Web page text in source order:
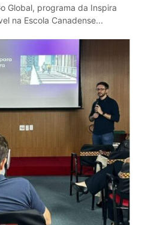
Global, programa da Inspira
na Escola Canadense...